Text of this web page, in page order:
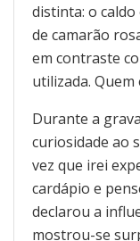
distinta: o
de camarão
em contraste
utilizada. Quem
Durante a
curiosidade ao
vez que irei
cardápio e
declarou a
mostrou-se